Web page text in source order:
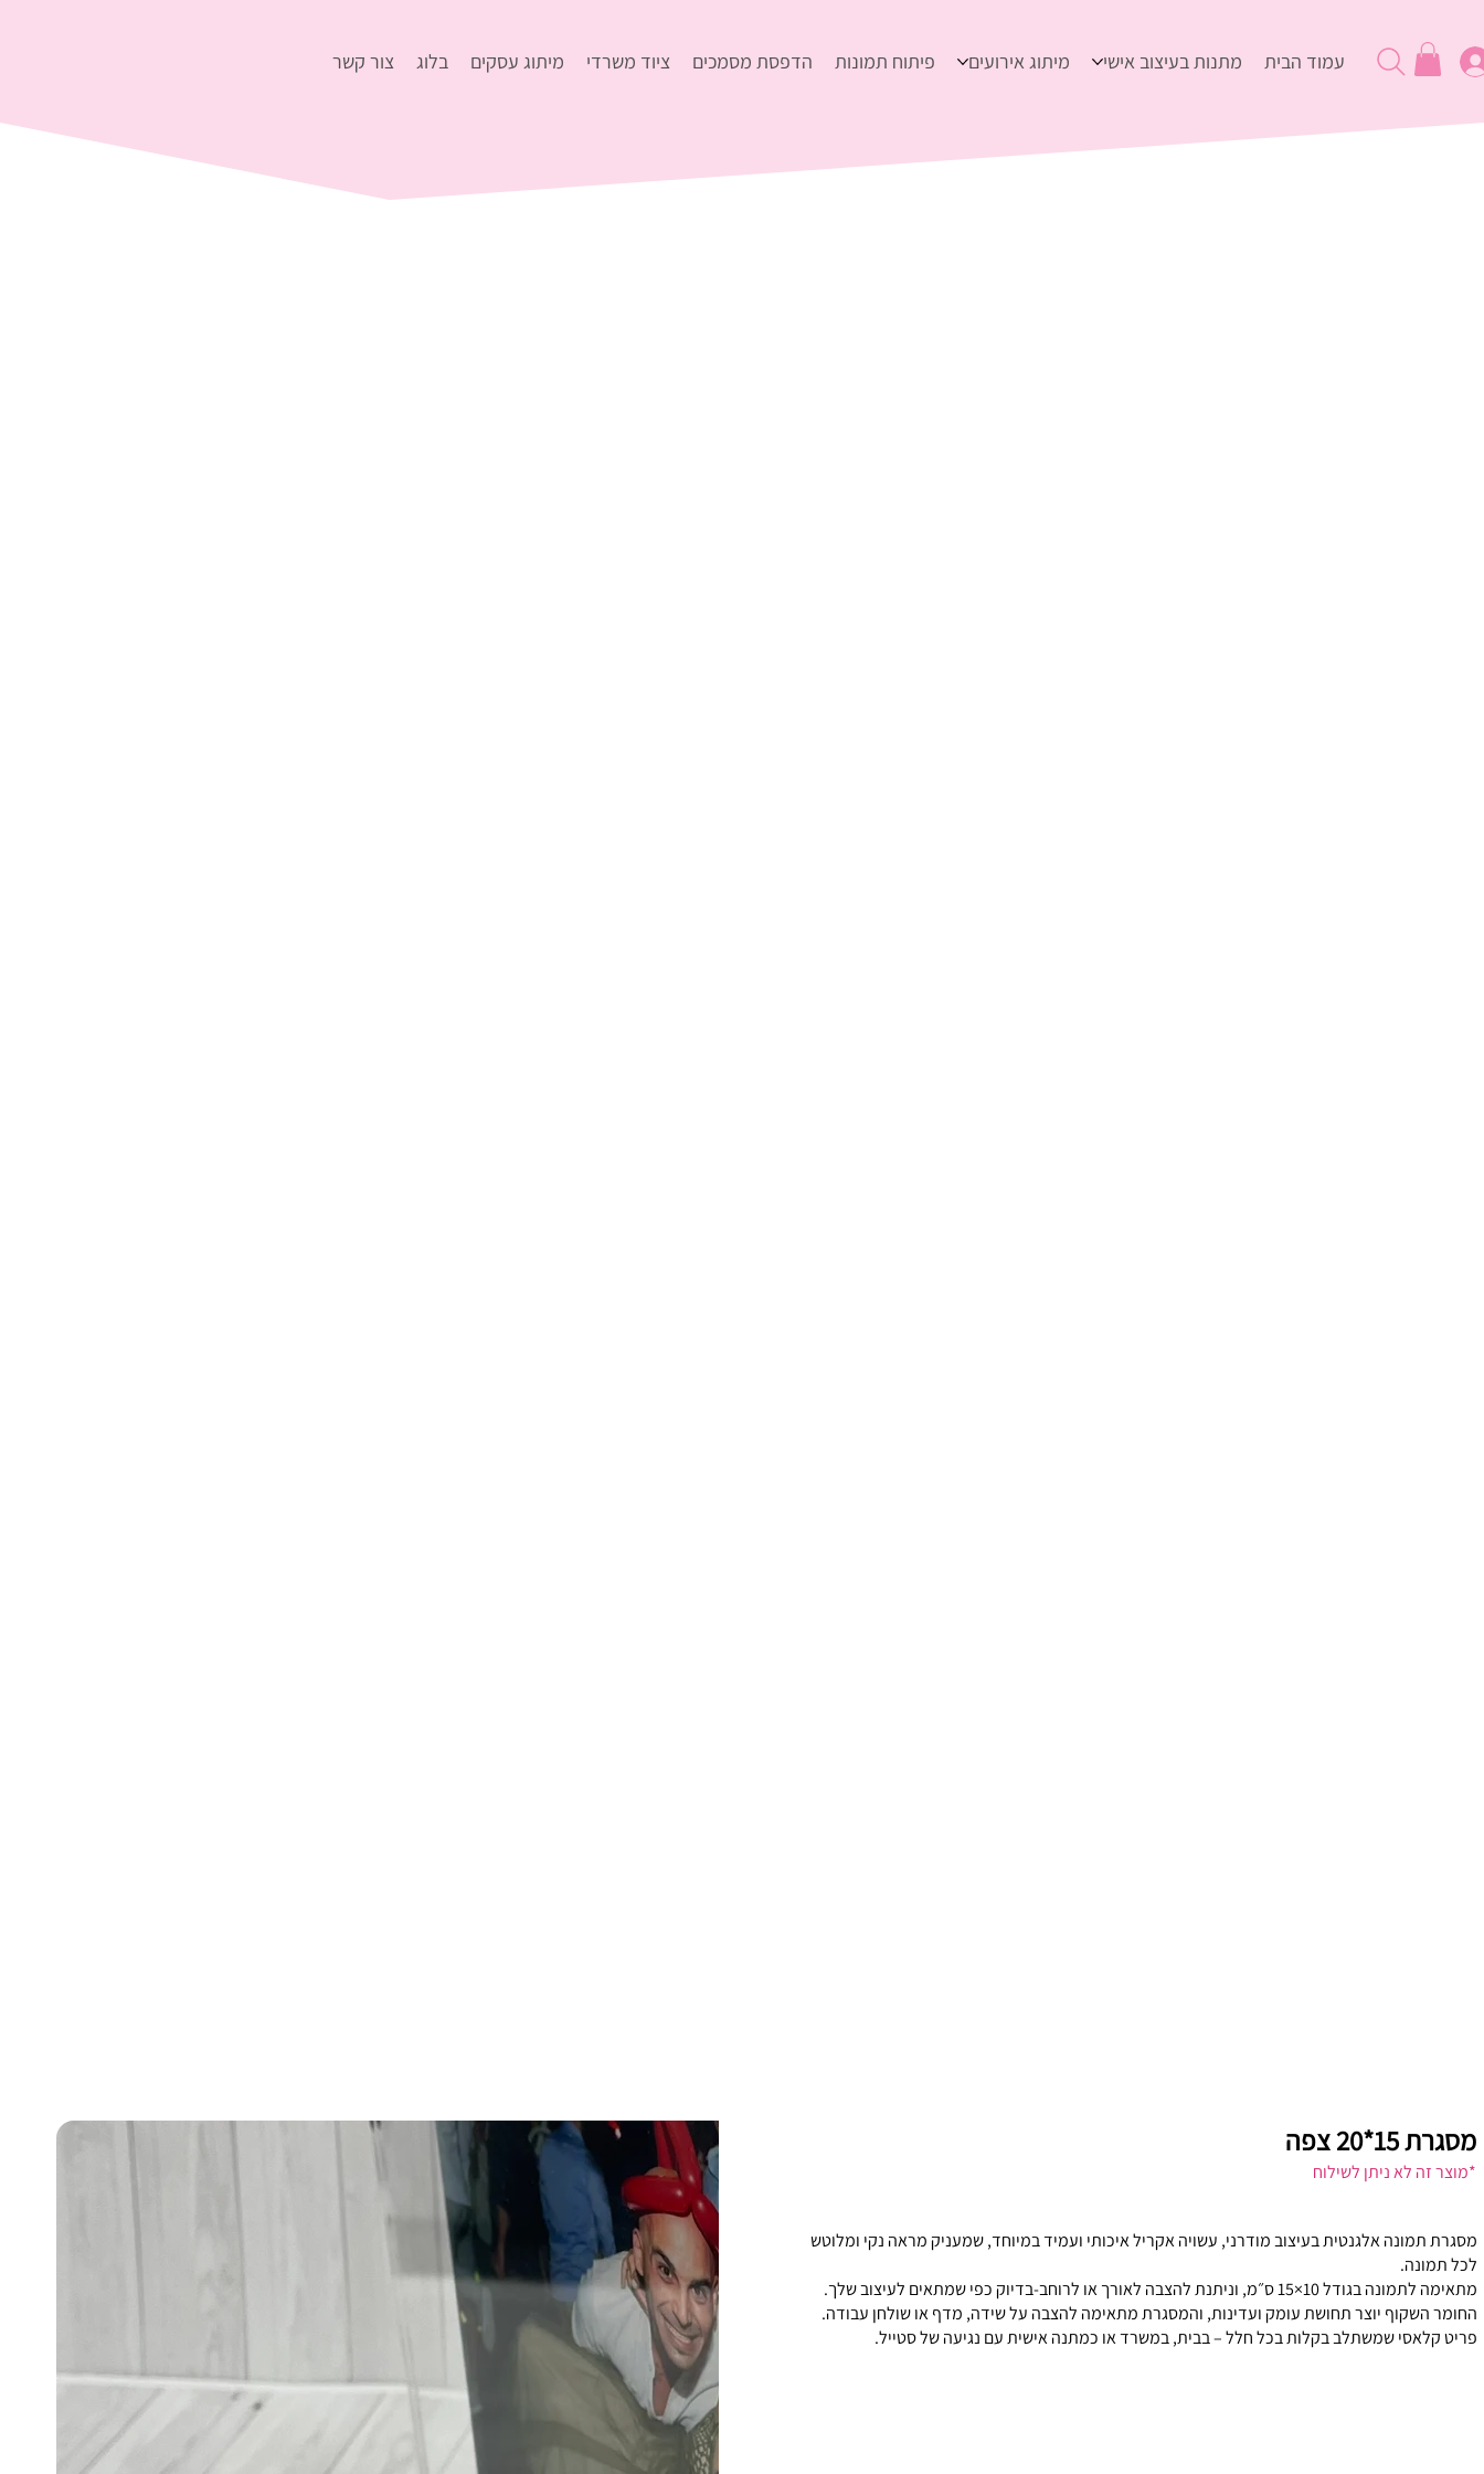
עמוד הבית מתנות בעיצוב אישי מיתוג אירועים פיתוח תמונות הדפסת מסמכים ציוד משרדי מיתוג עסקים בלוג צור קשר
מסגרת 15*20 צפה
*מוצר זה לא ניתן לשילוח
מסגרת תמונה אלגנטית בעיצוב מודרני, עשויה אקריל איכותי ועמיד במיוחד, שמעניק מראה נקי ומלוטש
לכל תמונה.
מתאימה לתמונה בגודל 10×15 ס״מ, וניתנת להצבה לאורך או לרוחב-בדיוק כפי שמתאים לעיצוב שלך.
החומר השקוף יוצר תחושת עומק ועדינות, והמסגרת מתאימה להצבה על שידה, מדף או שולחן עבודה.
פריט קלאסי שמשתלב בקלות בכל חלל – בבית, במשרד או כמתנה אישית עם נגיעה של סטייל.